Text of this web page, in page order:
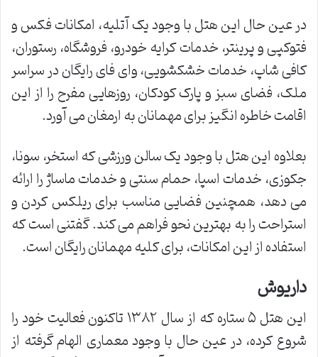
در عین حال این هتل با وجود یک آتلیه، امکانات فکس و
فتوکپی و پرینتر، خدمات کرایه خودرو، فروشگاه، رستوران،
کافی شاپ، خدمات خشکشویی، وای فای رایگان در سراسر
ملک، فضای سبز و پارک کودکان، روزهایی مفرح را از این
اقامت خاطره انگیز برای مهمانان به ارمغان می آورد.
بعلاوه این هتل با وجود یک سالن ورزشی که استخر، سونا،
جکوزی، خدمات اسپا، حمام سنتی و خدمات ماساژ را ارائه
می دهد، همچنین فضایی مناسب برای ریلکس کردن و
استراحت را به بهترین نحو فراهم می کند. گفتنی است که
استفاده از این امکانات، برای کلیه مهمانان رایگان است.
داریوش
این هتل ۵ ستاره که از سال ۱۳۸۲ تاکنون فعالیت خود را
شروع کرده، در عین حال با وجود معماری الهام گرفته از